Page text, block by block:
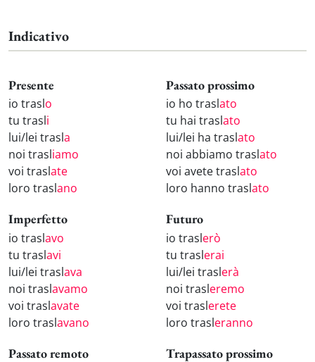
Indicativo
Presente
io traslo
tu trasli
lui/lei trasla
noi trasliamo
voi traslate
loro traslano
Passato prossimo
io ho traslato
tu hai traslato
lui/lei ha traslato
noi abbiamo traslato
voi avete traslato
loro hanno traslato
Imperfetto
io traslavo
tu traslavi
lui/lei traslava
noi traslavamo
voi traslavate
loro traslavano
Futuro
io traslerò
tu traslerai
lui/lei traslerà
noi trasleremo
voi traslerete
loro trasleranno
Passato remoto Trapassato prossimo